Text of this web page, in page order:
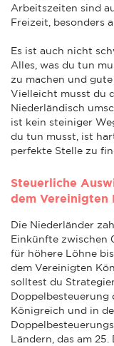
Arbeitszeiten sind
Freizeit, besonders
Es ist auch nicht
Alles, was du tun
zu machen und
Vielleicht musst du
Niederländisch
ist kein steiniger
du tun musst, ist
perfekte Stelle zu
Steuerliche
dem Vereinigten
Die Niederländer
Einkünfte zwischen
für höhere Löhne
dem Vereinigten
solltest du
Doppelbesteuerung
Königreich und in
Ländern, das am